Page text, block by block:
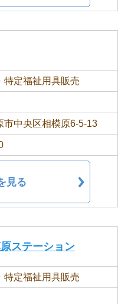
特定福祉用具販売
市中央区相模原6-5-13
見る
ステーション
特定福祉用具販売